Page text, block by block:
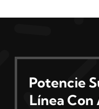
Potencie
Línea Con